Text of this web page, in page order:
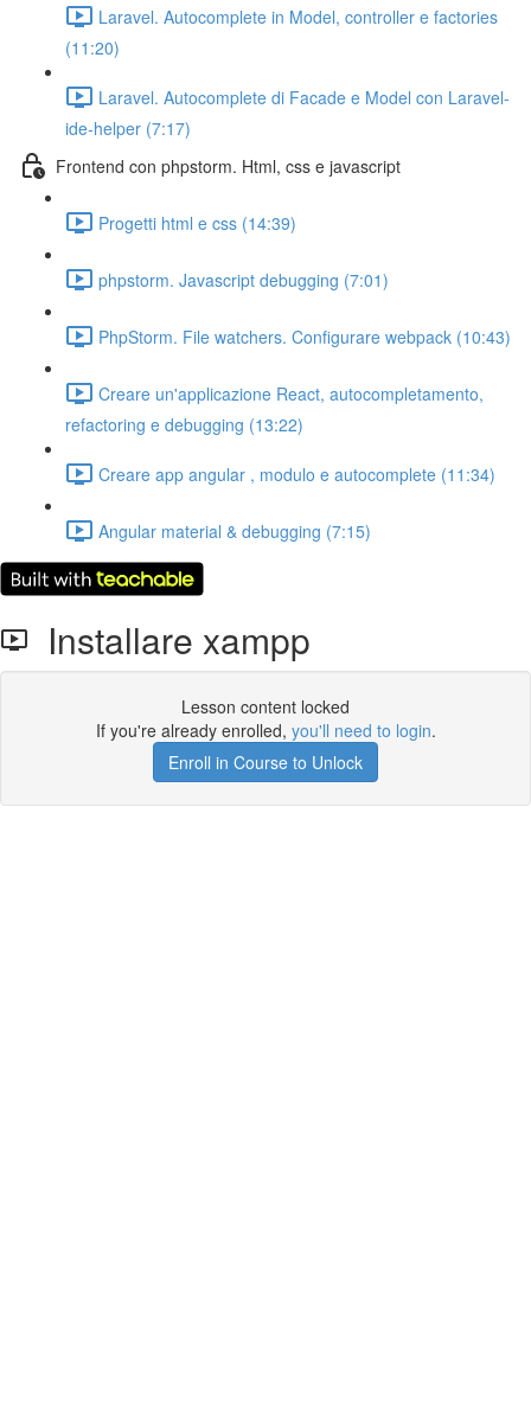
Laravel. Autocomplete in Model, controller e factories
(11:20)
Laravel. Autocomplete di Facade e Model con Laravel-
ide-helper (7:17)
Frontend con phpstorm. Html, css e javascript
Progetti html e css (14:39)
phpstorm. Javascript debugging (7:01)
PhpStorm. File watchers. Configurare webpack (10:43)
Creare un'applicazione React, autocompletamento,
refactoring e debugging (13:22)
Creare app angular , modulo e autocomplete (11:34)
Angular material & debugging (7:15)
Installare xampp
Lesson content locked
If you're already enrolled, you'll need to login.
Enroll in Course to Unlock